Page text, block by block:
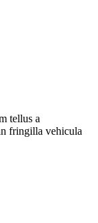
tellus a
fringilla vehicula